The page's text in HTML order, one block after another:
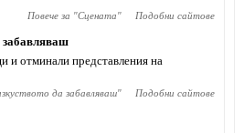
Повече за "Сцената" Подобни сайтове
забавляваш
и отминали представления на
да забавляваш" Подобни сайтове